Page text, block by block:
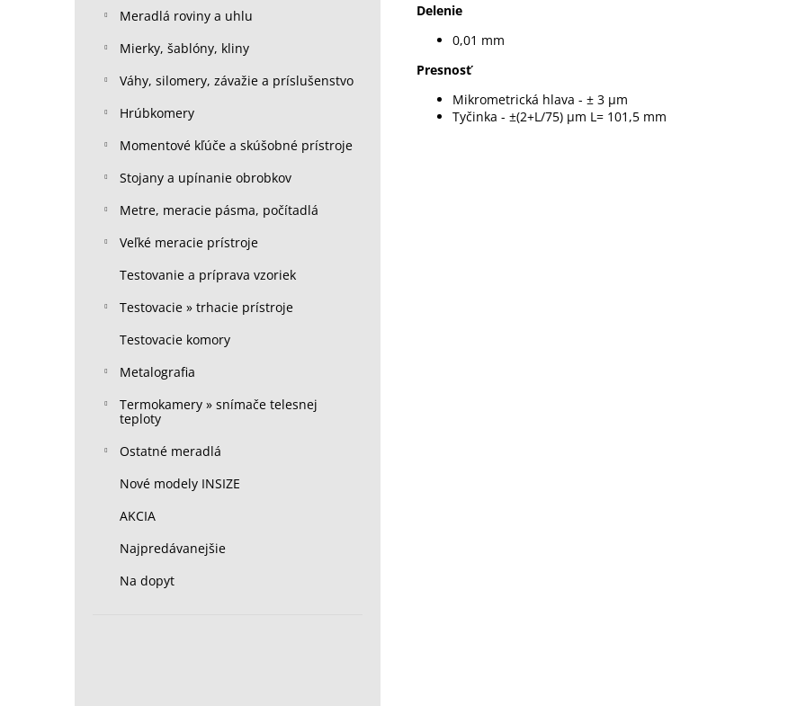
Meradlá roviny a uhlu
Mierky, šablóny, kliny
Váhy, silomery, závažie a príslušenstvo
Hrúbkomery
Momentové kľúče a skúšobné prístroje
Stojany a upínanie obrobkov
Metre, meracie pásma, počítadlá
Veľké meracie prístroje
Testovanie a príprava vzoriek
Testovacie » trhacie prístroje
Testovacie komory
Metalografia
Termokamery » snímače telesnej
teploty
Ostatné meradlá
Nové modely INSIZE
AKCIA
Najpredávanejšie
Na dopyt
Delenie
0,01 mm
Presnosť
Mikrometrická hlava - ± 3 µm
Tyčinka - ±(2+L/75) µm L= 101,5 mm